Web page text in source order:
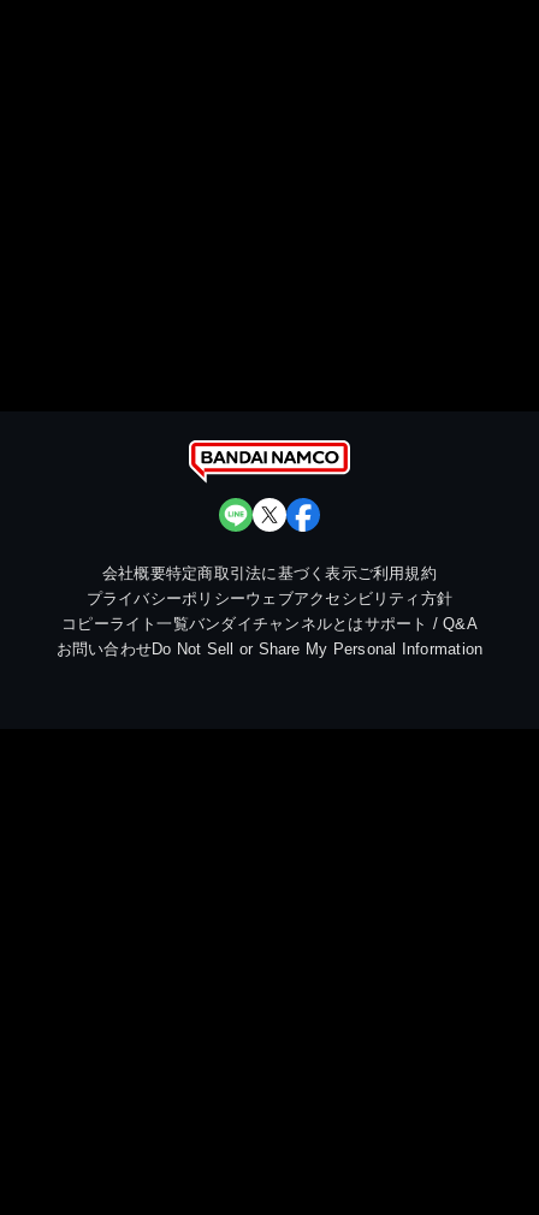
会社概要特定商取引法に基づく表示ご利用規約
プライバシーポリシーウェブアクセシビリティ方針
コピーライト一覧バンダイチャンネルとはサポート / Q&A
お問い合わせDo Not Sell or Share My Personal Information